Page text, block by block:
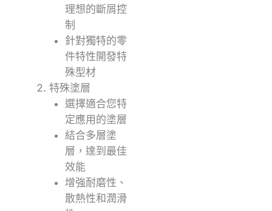
理想的斷屑控
制
針對獨特的零
件特性開發特
殊型材
特殊塗層
選擇適合您特
定應用的塗層
結合多層塗
層，達到最佳
效能
增強耐磨性、
散熱性和潤滑